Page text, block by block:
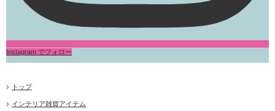
Instagram でフォロー
トップ
インテリア雑貨アイテム